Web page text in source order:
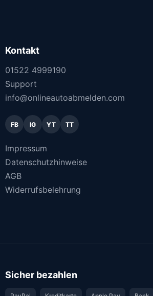
Kontakt
01522 4999190
Support
info@onlineautoabmelden.com
FB IG YT TT
Impressum
Datenschutzhinweise
AGB
Widerrufsbelehrung
Sicher bezahlen